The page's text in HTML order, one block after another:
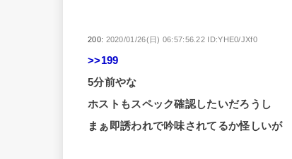
200: 2020/01/26(日) 06:57:56.22 ID:YHE0/JXf0
>>199
5分前やな
ホストもスペック確認したいだろうし
まぁ即誘われで吟味されてるか怪しいが